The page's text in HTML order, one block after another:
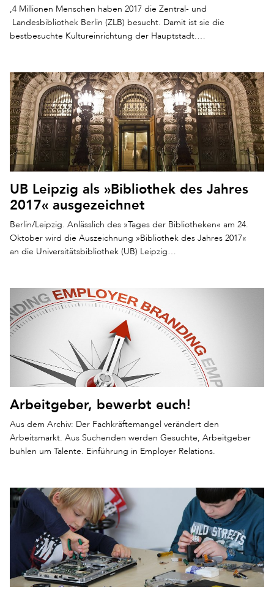
,4 Millionen Menschen haben 2017 die Zentral- und
Landesbibliothek Berlin (ZLB) besucht. Damit ist sie die
bestbesuchte Kultureinrichtung der Hauptstadt.…
UB Leipzig als »Bibliothek des Jahres
2017« ausgezeichnet
Berlin/Leipzig. Anlässlich des »Tages der Bibliotheken« am 24.
Oktober wird die Auszeichnung »Bibliothek des Jahres 2017«
an die Universitätsbibliothek (UB) Leipzig…
Arbeitgeber, bewerbt euch!
Aus dem Archiv: Der Fachkräftemangel verändert den
Arbeitsmarkt. Aus Suchenden werden Gesuchte, Arbeitgeber
buhlen um Talente. Einführung in Employer Relations.